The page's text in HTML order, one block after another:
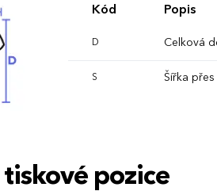
Kód Popis
D Celková
S Šířka přes
pozice